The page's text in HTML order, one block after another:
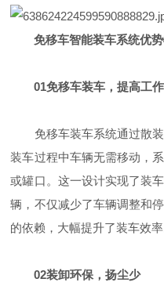
免移车智能装车系统优
01免移车装车，提高工
免移车装车系统通过散装
装车过程中车辆无需移动，
或罐口。这一设计实现了装
辆，不仅减少了车辆调整和
的依赖，大幅提升了装车效率
02装卸环保，扬尘少